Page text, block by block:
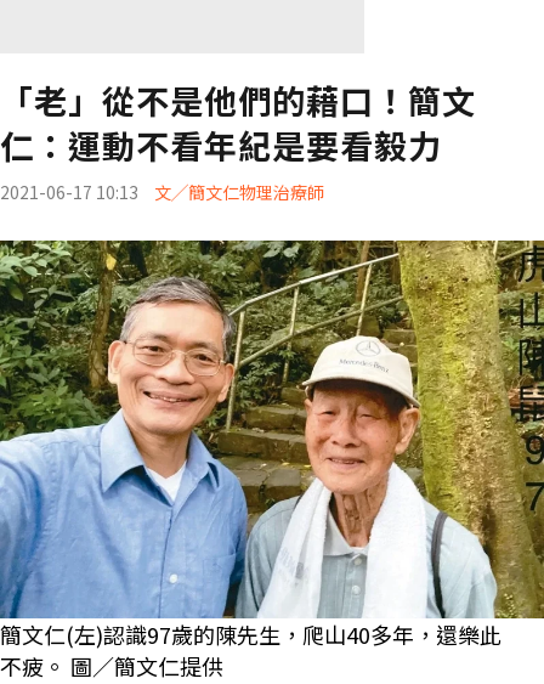
「老」從不是他們的藉口！簡文
仁：運動不看年紀是要看毅力
2021-06-17 10:13 文╱簡文仁物理治療師
簡文仁(左)認識97歲的陳先生，爬山40多年，還樂此
不疲。 圖／簡文仁提供